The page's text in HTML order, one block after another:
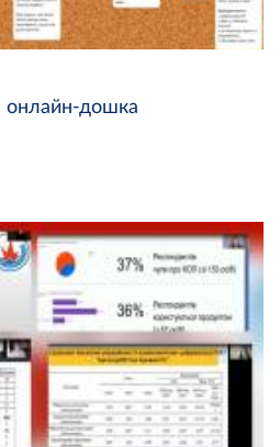
онлайн-дошка